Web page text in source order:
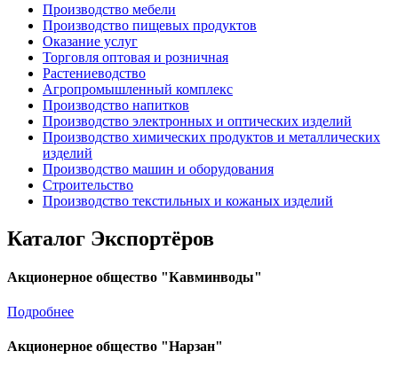
Производство мебели
Производство пищевых продуктов
Оказание услуг
Торговля оптовая и розничная
Растениеводство
Агропромышленный комплекс
Производство напитков
Производство электронных и оптических изделий
Производство химических продуктов и металлических
изделий
Производство машин и оборудования
Строительство
Производство текстильных и кожаных изделий
Каталог Экспортёров
Акционерное общество "Кавминводы"
Подробнее
Акционерное общество "Нарзан"